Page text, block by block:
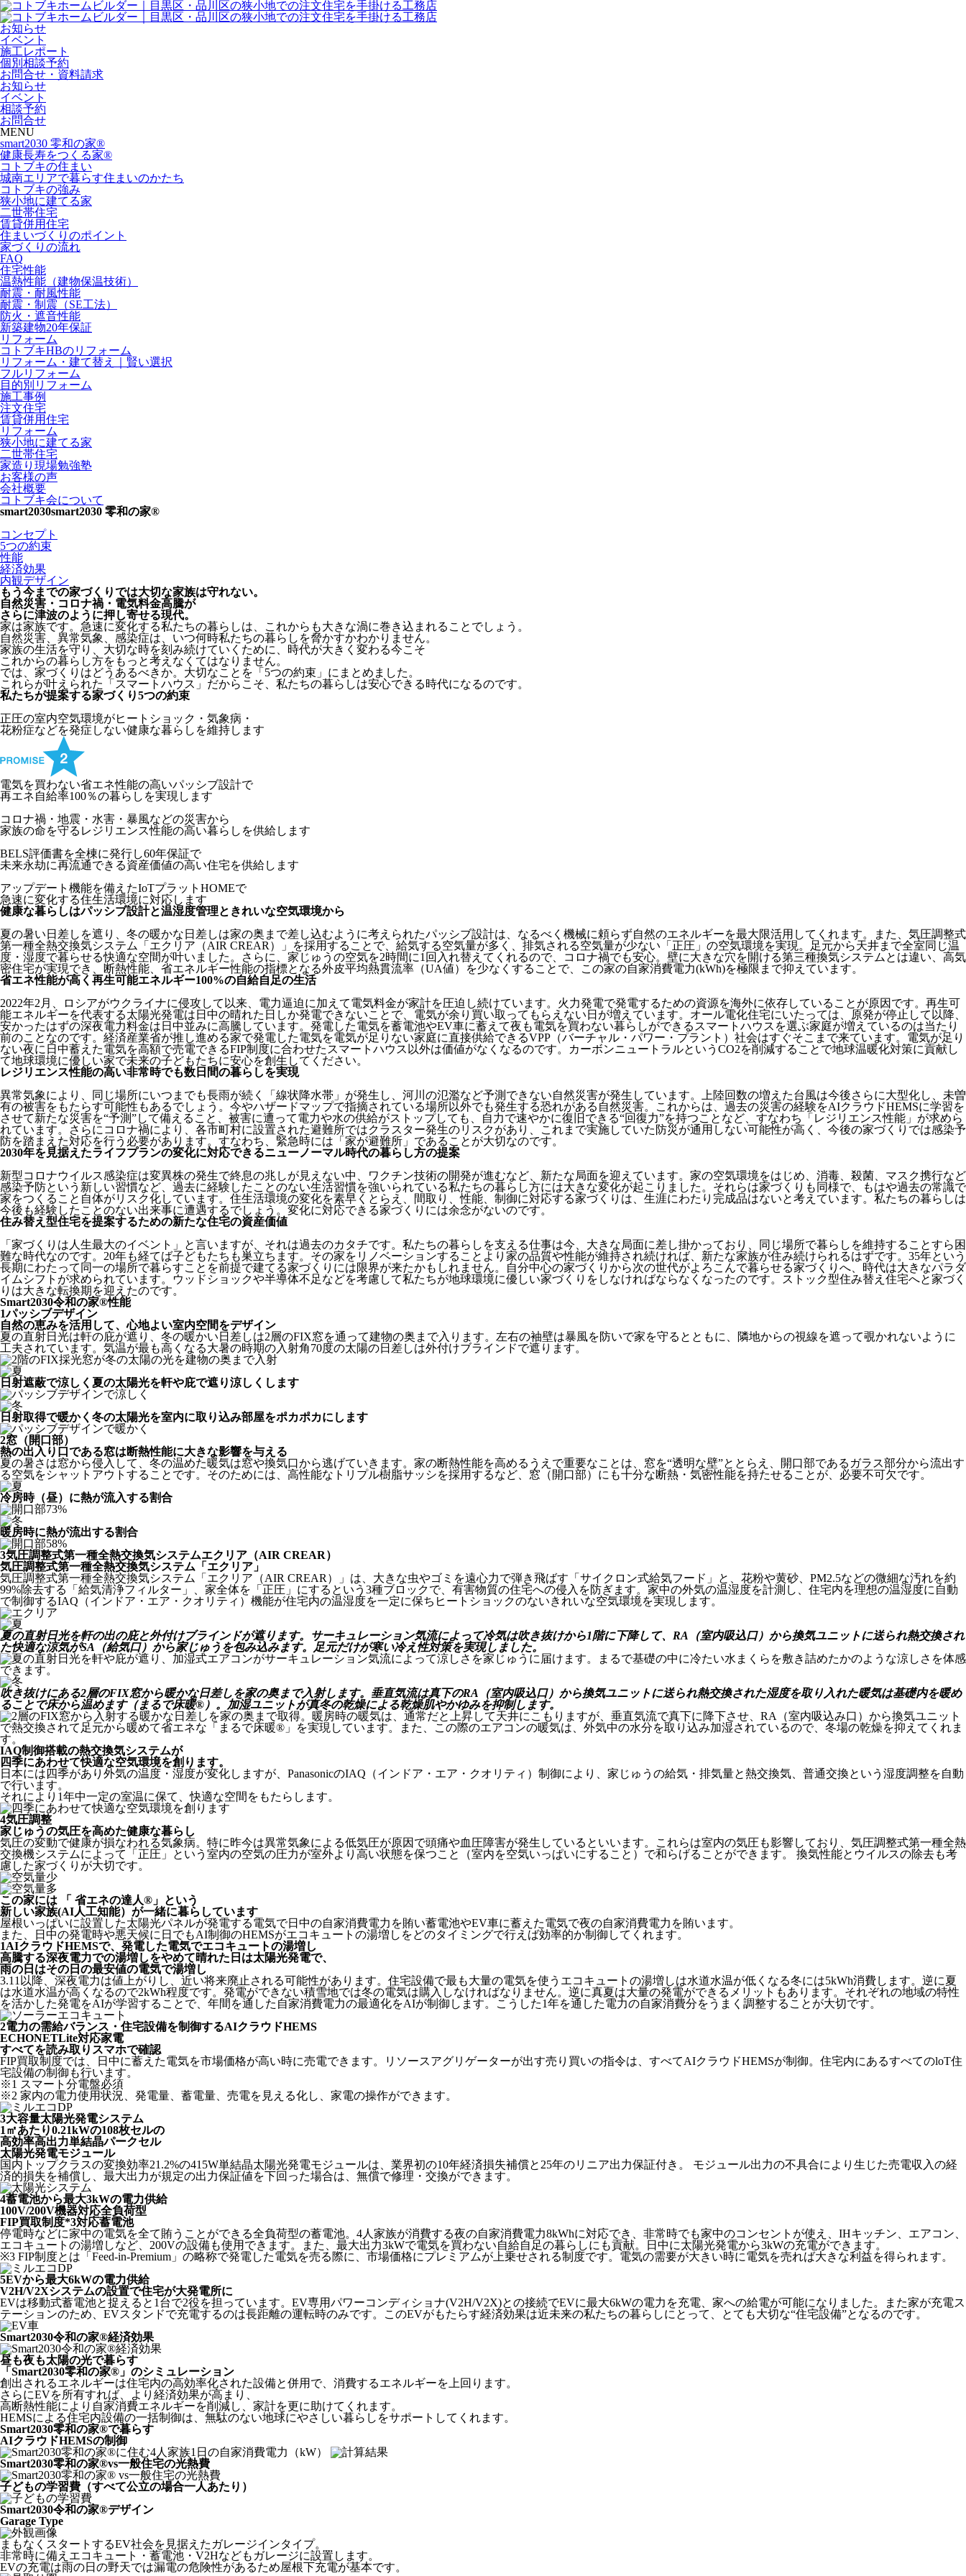
お知らせ
イベント
施工レポート
個別相談予約
お問合せ・資料請求
お知らせ
イベント
相談予約
お問合せ
MENU
smart2030 零和の家®
健康長寿をつくる家®
コトブキの住まい
城南エリアで暮らす住まいのかたち
コトブキの強み
狭小地に建てる家
二世帯住宅
賃貸併用住宅
住まいづくりのポイント
家づくりの流れ
FAQ
住宅性能
温熱性能（建物保温技術）
耐震・耐風性能
耐震・制震（SE工法）
防火・遮音性能
新築建物20年保証
リフォーム
コトブキHBのリフォーム
リフォーム・建て替え｜賢い選択
フルリフォーム
目的別リフォーム
施工事例
注文住宅
賃貸併用住宅
リフォーム
狭小地に建てる家
二世帯住宅
家造り現場勉強塾
お客様の声
会社概要
コトブキ会について
smart2030smart2030 零和の家®
コンセプト
5つの約束
性能
経済効果
内観デザイン
もう今までの家づくりでは大切な家族は守れない。
自然災害・コロナ禍・電気料金高騰が
さらに津波のように押し寄せる現代。
家は家族です。急速に変化する私たちの暮らしは、これからも大きな渦に巻き込まれることでしょう。
自然災害、異常気象、感染症は、いつ何時私たちの暮らしを脅かすかわかりません。
家族の生活を守り、大切な時を刻み続けていくために、時代が大きく変わる今こそ
これからの暮らし方をもっと考えなくてはなりません。
では、家づくりはどうあるべきか。大切なことを「5つの約束」にまとめました。
これらが叶えられた「スマートハウス」だからこそ、私たちの暮らしは安心できる時代になるのです。
私たちが提案する家づくり5つの約束
正圧の室内空気環境がヒートショック・気象病・
花粉症などを発症しない健康な暮らしを維持します
電気を買わない省エネ性能の高いパッシブ設計で
再エネ自給率100％の暮らしを実現します
コロナ禍・地震・水害・暴風などの災害から
家族の命を守るレジリエンス性能の高い暮らしを供給します
BELS評価書を全棟に発行し60年保証で
未来永劫に再流通できる資産価値の高い住宅を供給します
アップデート機能を備えたIoTプラットHOMEで
急速に変化する住生活環境に対応します
健康な暮らしはパッシブ設計と温湿度管理ときれいな空気環境から
夏の暑い日差しを遮り、冬の暖かな日差しは家の奥まで差し込むように考えられたパッシブ設計は、なるべく機械に頼らず自然のエネルギーを最大限活用してくれます。また、気圧調整式
第一種全熱交換気システム「エクリア（AIR CREAR）」を採用することで、給気する空気量が多く、排気される空気量が少ない「正圧」の空気環境を実現。足元から天井まで全室同じ温
度・湿度で暮らせる快適な空間が叶いました。さらに、家じゅうの空気を2時間に1回入れ替えてくれるので、コロナ禍でも安心。壁に大きな穴を開ける第三種換気システムとは違い、高気
密住宅が実現でき、断熱性能、省エネルギー性能の指標となる外皮平均熱貫流率（UA値）を少なくすることで、この家の自家消費電力(kWh)を極限まで抑えています。
省エネ性能が高く再生可能エネルギー100%の自給自足の生活
2022年2月、ロシアがウクライナに侵攻して以来、電力逼迫に加えて電気料金が家計を圧迫し続けています。火力発電で発電するための資源を海外に依存していることが原因です。再生可
能エネルギーを代表する太陽光発電は日中の晴れた日しか発電できないことで、電気が余り買い取ってもらえない日が増えています。オール電化住宅にいたっては、原発が停止して以降、
安かったはずの深夜電力料金は日中並みに高騰しています。発電した電気を蓄電池やEV車に蓄えて夜も電気を買わない暮らしができるスマートハウスを選ぶ家庭が増えているのは当たり
前のことなのです。経済産業省が推し進める家で発電した電気を電気が足りない家庭に直接供給できるVPP（バーチャル・パワー・プラント）社会はすぐそこまで来ています。電気が足り
ない夜に日中蓄えた電気を高額で売電できるFIP制度に合わせたスマートハウス以外は価値がなくなるのです。カーボンニュートラルというCO2を削減することで地球温暖化対策に貢献し
て地球環境に優しい家で未来の子どもたちに安心を創生してください。
レジリエンス性能の高い非常時でも数日間の暮らしを実現
異常気象により、同じ場所にいつまでも長雨が続く「線状降水帯」が発生し、河川の氾濫など予測できない自然災害が発生しています。上陸回数の増えた台風は今後さらに大型化し、未曽
有の被害をもたらす可能性もあるでしょう。今やハザードマップで指摘されている場所以外でも発生する恐れがある自然災害。これからは、過去の災害の経験をAIクラウドHEMSに学習を
させて新たな災害を“予測”して備えること、被害に遭って電力や水の供給がストップしても、自力で速やかに復旧できる“回復力”を持つことなど、すなわち「レジリエンス性能」が求めら
れています。さらにコロナ禍により、各市町村に設置された避難所ではクラスター発生のリスクがあり、これまで実施していた防災が通用しない可能性が高く、今後の家づくりでは感染予
防を踏まえた対応を行う必要があります。すなわち、緊急時には「家が避難所」であることが大切なのです。
2030年を見据えたライフプランの変化に対応できるニューノーマル時代の暮らし方の提案
新型コロナウイルス感染症は変異株の発生で終息の兆しが見えない中、ワクチン技術の開発が進むなど、新たな局面を迎えています。家の空気環境をはじめ、消毒、殺菌、マスク携行など
感染予防という新しい習慣など、過去に経験したことのない生活習慣を強いられている私たちの暮らし方には大きな変化が起こりました。それらは家づくりも同様で、もはや過去の常識で
家をつくること自体がリスク化しています。住生活環境の変化を素早くとらえ、間取り、性能、制御に対応する家づくりは、生涯にわたり完成品はないと考えています。私たちの暮らしは
今後も経験したことのない出来事に遭遇するでしょう。変化に対応できる家づくりには余念がないのです。
住み替え型住宅を提案するための新たな住宅の資産価値
「家づくりは人生最大のイベント」と言いますが、それは過去のカタチです。私たちの暮らしを支える仕事は今、大きな局面に差し掛かっており、同じ場所で暮らしを維持することすら困
難な時代なのです。20年も経てば子どもたちも巣立ちます。その家をリノベーションすることより家の品質や性能が維持され続ければ、新たな家族が住み続けられるはずです。35年という
長期にわたって同一の場所で暮らすことを前提で建てる家づくりには限界が来たかもしれません。自分中心の家づくりから次の世代がよろこんで暮らせる家づくりへ、時代は大きなパラダ
イムシフトが求められています。ウッドショックや半導体不足などを考慮して私たちが地球環境に優しい家づくりをしなければならなくなったのです。ストック型住み替え住宅へと家づく
りは大きな転換期を迎えたのです。
Smart2030令和の家®性能
1パッシブデザイン
自然の恵みを活用して、心地よい室内空間をデザイン
夏の直射日光は軒の庇が遮り、冬の暖かい日差しは2層のFIX窓を通って建物の奥まで入ります。左右の袖壁は暴風を防いで家を守るとともに、隣地からの視線を遮って覗かれないように
工夫されています。気温が最も高くなる大暑の時期の入射角70度の太陽の日差しは外付けブラインドで遮ります。
日射遮蔽で涼しく 夏の太陽光を軒や庇で遮り涼しくします
日射取得で暖かく 冬の太陽光を室内に取り込み部屋をポカポカにします
2窓（開口部）
熱の出入り口である窓は断熱性能に大きな影響を与える
夏の暑さは窓から侵入して、冬の温めた暖気は窓や換気口から逃げていきます。家の断熱性能を高めるうえで重要なことは、窓を“透明な壁”ととらえ、開口部であるガラス部分から流出す
る空気をシャットアウトすることです。そのためには、高性能なトリプル樹脂サッシを採用するなど、窓（開口部）にも十分な断熱・気密性能を持たせることが、必要不可欠です。
冷房時（昼）に熱が流入する割合
暖房時に熱が流出する割合
3気圧調整式第一種全熱交換気システムエクリア（AIR CREAR）
気圧調整式第一種全熱交換気システム「エクリア」
気圧調整式第一種全熱交換気システム「エクリア（AIR CREAR）」は、大きな虫やゴミを遠心力で弾き飛ばす「サイクロン式給気フード」と、花粉や黄砂、PM2.5などの微細な汚れを約
99%除去する「給気清浄フィルター」、家全体を「正圧」にするという3種ブロックで、有害物質の住宅への侵入を防ぎます。家中の外気の温湿度を計測し、住宅内を理想の温湿度に自動
で制御するIAQ（インドア・エア・クオリティ）機能が住宅内の温湿度を一定に保ちヒートショックのないきれいな空気環境を実現します。
夏の直射日光を軒の出の庇と外付けブラインドが遮ります。サーキュレーション気流によって冷気は吹き抜けから1階に下降して、RA（室内吸込口）から換気ユニットに送られ熱交換され
た快適な涼気がSA（給気口）から家じゅうを包み込みます。足元だけが寒い冷え性対策を実現しました。
吹き抜けにある2層のFIX窓から暖かな日差しを家の奥まで入射します。垂直気流は真下のRA（室内吸込口）から換気ユニットに送られ熱交換された湿度を取り入れた暖気は基礎内を暖め
ることで床から温めます（まるで床暖®）。加湿ユニットが真冬の乾燥による乾燥肌やかゆみを抑制します。
IAQ制御搭載の熱交換気システムが
四季にあわせて快適な空気環境を創ります。
日本には四季があり外気の温度・湿度が変化しますが、PanasonicのIAQ（インドア・エア・クオリティ）制御により、家じゅうの給気・排気量と熱交換気、普通交換という湿度調整を自動
で行います。
それにより1年中一定の室温に保て、快適な空間をもたらします。
4気圧調整
家じゅうの気圧を高めた健康な暮らし
気圧の変動で健康が損なわれる気象病。特に昨今は異常気象による低気圧が原因で頭痛や血圧障害が発生しているといいます。これらは室内の気圧も影響しており、気圧調整式第一種全熱
交換機システムによって「正圧」という室内の空気の圧力が室外より高い状態を保つこと（室内を空気いっぱいにすること）で和らげることができます。 換気性能とウイルスの除去も考
慮した家づくりが大切です。
この家には 「 省エネの達人®」という
新しい家族(AI人工知能）が一緒に暮らしています
屋根いっぱいに設置した太陽光パネルが発電する電気で日中の自家消費電力を賄い蓄電池やEV車に蓄えた電気で夜の自家消費電力を賄います。
また、日中の発電時や悪天候に日でもAI制御のHEMSがエコキュートの湯増しをどのタイミングで行えば効率的か制御してくれます。
1AIクラウドHEMSで、発電した電気でエコキュートの湯増し
高騰する深夜電力での湯増しをやめて晴れた日は太陽光発電で、
雨の日はその日の最安値の電気で湯増し
3.11以降、深夜電力は値上がりし、近い将来廃止される可能性があります。住宅設備で最も大量の電気を使うエコキュートの湯増しは水道水温が低くなる冬には5kWh消費します。逆に夏
は水道水温が高くなるので2kWh程度です。発電ができない積雪地では冬の電気は購入しなければなりません。逆に真夏は大量の発電ができるメリットもあります。それぞれの地域の特性
を活かした発電をAIが学習することで、年間を通した自家消費電力の最適化をAIが制御します。こうした1年を通した電力の自家消費分をうまく調整することが大切です。
2電力の需給バランス・住宅設備を制御するAIクラウドHEMS
ECHONETLite対応家電
すべてを読み取りスマホで確認
FIP買取制度では、日中に蓄えた電気を市場価格が高い時に売電できます。リソースアグリゲーターが出す売り買いの指令は、すべてAIクラウドHEMSが制御。住宅内にあるすべてのloT住
宅設備の制御も行います。
※1 スマート分電盤必須
※2 家内の電力使用状況、発電量、蓄電量、売電を見える化し、家電の操作ができます。
3大容量太陽光発電システム
1㎡あたり0.21kWの108枚セルの
高効率高出力単結晶パークセル
太陽光発電モジュール
国内トップクラスの変換効率21.2%の415W単結晶太陽光発電モジュールは、業界初の10年経済損失補償と25年のリニア出力保証付き。 モジュール出力の不具合により生じた売電収入の経
済的損失を補償し、最大出力が規定の出力保証値を下回った場合は、無償で修理・交換ができます。
4蓄電池から最大3kWの電力供給
100V/200V機器対応全負荷型
FIP買取制度*3対応蓄電池
停電時などに家中の電気を全て賄うことができる全負荷型の蓄電池。4人家族が消費する夜の自家消費電力8kWhに対応でき、非常時でも家中のコンセントが使え、IHキッチン、エアコン、
エコキュートの湯増しなど、200Vの設備も使用できます。また、最大出力3kWで電気を買わない自給自足の暮らしにも貢献。日中に太陽光発電から3kWの充電ができます。
※3 FIP制度とは「Feed-in-Premium」の略称で発電した電気を売る際に、市場価格にプレミアムが上乗せされる制度です。電気の需要が大きい時に電気を売れば大きな利益を得られます。
5EVから最大6kWの電力供給
V2H/V2Xシステムの設置で住宅が大発電所に
EVは移動式蓄電池と捉えると1台で2役を担っています。EV専用パワーコンディショナ(V2H/V2X)との接続でEVに最大6kWの電力を充電、家への給電が可能になりました。また家が充電ス
テーションのため、EVスタンドで充電するのは長距離の運転時のみです。このEVがもたらす経済効果は近未来の私たちの暮らしにとって、とても大切な“住宅設備”となるのです。
Smart2030令和の家®経済効果
昼も夜も太陽の光で暮らす
「Smart2030零和の家®」のシミュレーション
創出されるエネルギーは住宅内の高効率化された設備と併用で、消費するエネルギーを上回ります。
さらにEVを所有すれば、より経済効果が高まり、
高断熱性能により自家消費エネルギーを削減し、家計を更に助けてくれます。
HEMSによる住宅内設備の一括制御は、無駄のない地球にやさしい暮らしをサポートしてくれます。
Smart2030零和の家®で暮らす
AIクラウドHEMSの制御
Smart2030零和の家®vs一般住宅の光熱費
子どもの学習費（すべて公立の場合一人あたり）
Smart2030令和の家®デザイン
Garage Type
まもなくスタートするEV社会を見据えたガレージインタイプ。
非常時に備えエコキュート・蓄電池・V2Hなどもガレージに設置します。
EVの充電は雨の日の野天では漏電の危険性があるため屋根下充電が基本です。